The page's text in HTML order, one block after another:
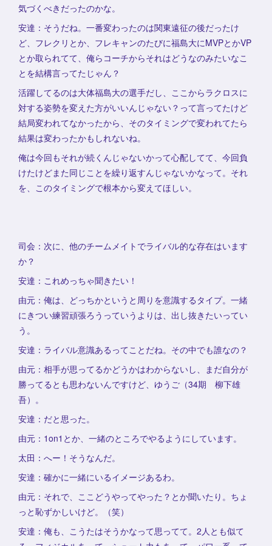
気づくべきだったのかな。
安達：そうだね。一番変わったのは関東遠征の後だったけ
ど、フレクリとか、フレキャンのたびに福島大にMVPとかVP
とか取られてて、俺らコーチからそれはどうなのみたいなこ
とを結構言ってたじゃん？
活躍してるのは大体福島大の選手だし、ここからラクロスに
対する姿勢を変えた方がいいんじゃない？って言ってたけど
結局変われてなかったから、そのタイミングで変われてたら
結果は変わったかもしれないね。
俺は今回もそれが続くんじゃないかって心配してて、今回負
けたけどまた同じことを繰り返すんじゃないかなって。それ
を、このタイミングで根本から変えてほしい。
司会：次に、他のチームメイトでライバル的な存在はいます
か？
安達：これめっちゃ聞きたい！
由元：俺は、どっちかというと周りを意識するタイプ。一緒
にきつい練習頑張ろうっていうよりは、出し抜きたいってい
う。
安達：ライバル意識あるってことだね。その中でも誰なの？
由元：相手が思ってるかどうかはわからないし、まだ自分が
勝ってるとも思わないんですけど、ゆうご（34期 柳下雄
吾）。
安達：だと思った。
由元：1on1とか、一緒のところでやるようにしています。
太田：へー！そうなんだ。
安達：確かに一緒にいるイメージあるわ。
由元：それで、ここどうやってやった？とか聞いたり。ちょ
っと恥ずかしいけど。（笑）
安達：俺も、こうたはそうかなって思ってて。2人とも似て